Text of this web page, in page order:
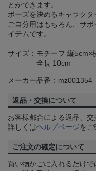
とができます。
ポーズを決めるキャラクタ
ご自分用はもちろん、サ
イテムです。
サイズ：モチーフ 縦5cm×
全長 10cm
メーカー品番：mz001354
返品・交換について
お客様都合による返品、交
詳しくはヘルプページをご
ご注文の確定について
買い物かごに入れるだけ